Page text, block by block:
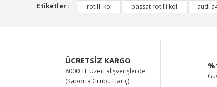
Bu ürünün fiyat bilgisi, resim, ürün
Görüş ve önerileriniz için teşekkür ederiz.
Ürün resmi kalitesiz, bozuk veya görüntülenemiyor.
Ürün açıklamasında eksik bilgiler bulunuyor.
Ürün bilgilerinde hatalar bulunuyor.
Ürün fiyatı diğer sitelerden daha pahalı.
Etiketler : rotilli kol passat rotilli kol audi
ÜCRETSİZ KARGO
8000 TL Üzeri alışverişlerde
(Kaporta Grubu Hariç)